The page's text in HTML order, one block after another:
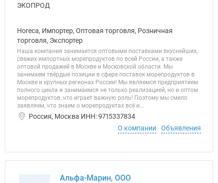
Horeca, Импортер, Оптовая торговля, Розничная
торговля, Экспортер
Наша компания занимается оптовыми поставками вкуснейших,
свежих импортных морепродуктов по всей России, а также
оптовой продажей в Москве и Московской области. Мы
занимаем твёрдые позиции в сфере поставок морепродуктов в
Москве и крупных регионах России! Мы являемся предприятием
полного цикла и занимаемся не только реализацией, но и оптом
морепродуктов, что играет важную роль! Поэтому мы смело
заявляем, что знаем о морепродуктах всё и...
Россия, Москва ИНН: 9715337834
О компании
Объявления
Альфа-Марин, ООО